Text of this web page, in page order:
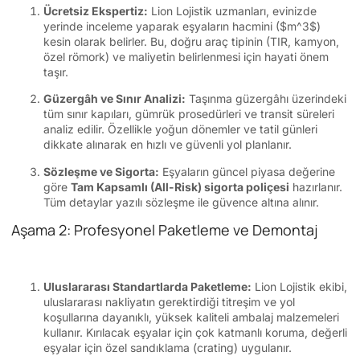
Ücretsiz Ekspertiz: Lion Lojistik uzmanları, evinizde
yerinde inceleme yaparak eşyaların hacmini ($m^3$)
kesin olarak belirler. Bu, doğru araç tipinin (TIR, kamyon,
özel römork) ve maliyetin belirlenmesi için hayati önem
taşır.
Güzergâh ve Sınır Analizi: Taşınma güzergâhı üzerindeki
tüm sınır kapıları, gümrük prosedürleri ve transit süreleri
analiz edilir. Özellikle yoğun dönemler ve tatil günleri
dikkate alınarak en hızlı ve güvenli yol planlanır.
Sözleşme ve Sigorta: Eşyaların güncel piyasa değerine
göre Tam Kapsamlı (All-Risk) sigorta poliçesi hazırlanır.
Tüm detaylar yazılı sözleşme ile güvence altına alınır.
Aşama 2: Profesyonel Paketleme ve Demontaj
Uluslararası Standartlarda Paketleme: Lion Lojistik ekibi,
uluslararası nakliyatın gerektirdiği titreşim ve yol
koşullarına dayanıklı, yüksek kaliteli ambalaj malzemeleri
kullanır. Kırılacak eşyalar için çok katmanlı koruma, değerli
eşyalar için özel sandıklama (crating) uygulanır.